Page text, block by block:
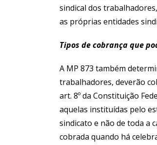
sindical dos
as próprias entidades
Tipos de cobrança que
A MP 873 também
trabalhadores, deverão
art. 8º da Constituição
aquelas instituídas pelo
sindicato e não de toda a
cobrada quando há